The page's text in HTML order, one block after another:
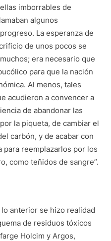
imborrables de
algunos
La esperanza de
de unos pocos se
era necesario que
para que la nación
Al menos, tales
acudieron a convencer a
de abandonar las
la piqueta, de cambiar el
carbón, y de acabar con
para reemplazarlos por los
como teñidos de sangre”.
anterior se hizo realidad
de residuos tóxicos
Holcim y Argos,